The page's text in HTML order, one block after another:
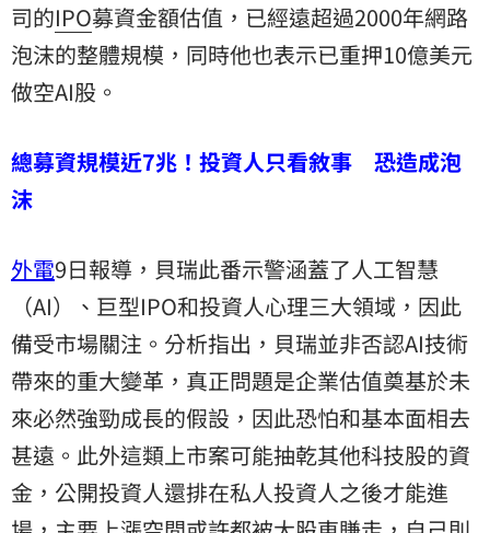
司的IPO募資金額估值，已經遠超過2000年網路
泡沫的整體規模，同時他也表示已重押10億美元
做空AI股。
總募資規模近7兆！投資人只看敘事 恐造成泡
沫
外電9日報導，貝瑞此番示警涵蓋了人工智慧
（AI）、巨型IPO和投資人心理三大領域，因此
備受市場關注。分析指出，貝瑞並非否認AI技術
帶來的重大變革，真正問題是企業估值奠基於未
來必然強勁成長的假設，因此恐怕和基本面相去
甚遠。此外這類上市案可能抽乾其他科技股的資
金，公開投資人還排在私人投資人之後才能進